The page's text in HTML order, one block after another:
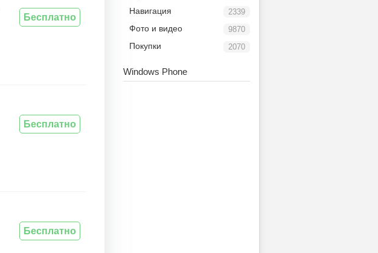
Бесплатно
Бесплатно
Бесплатно
2339
Навигация
9870
Фото и видео
2070
Покупки
Windows Phone